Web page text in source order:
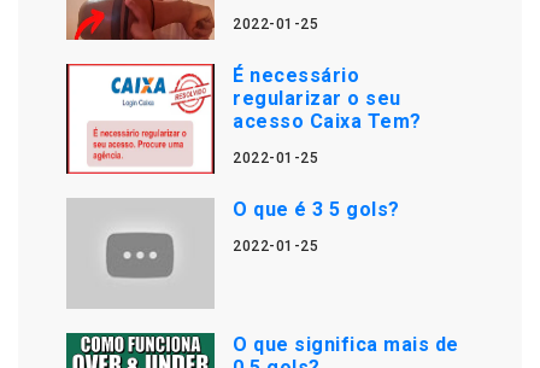
2022-01-25
É necessário
regularizar o seu
acesso Caixa Tem?
2022-01-25
O que é 3 5 gols?
2022-01-25
O que significa mais de